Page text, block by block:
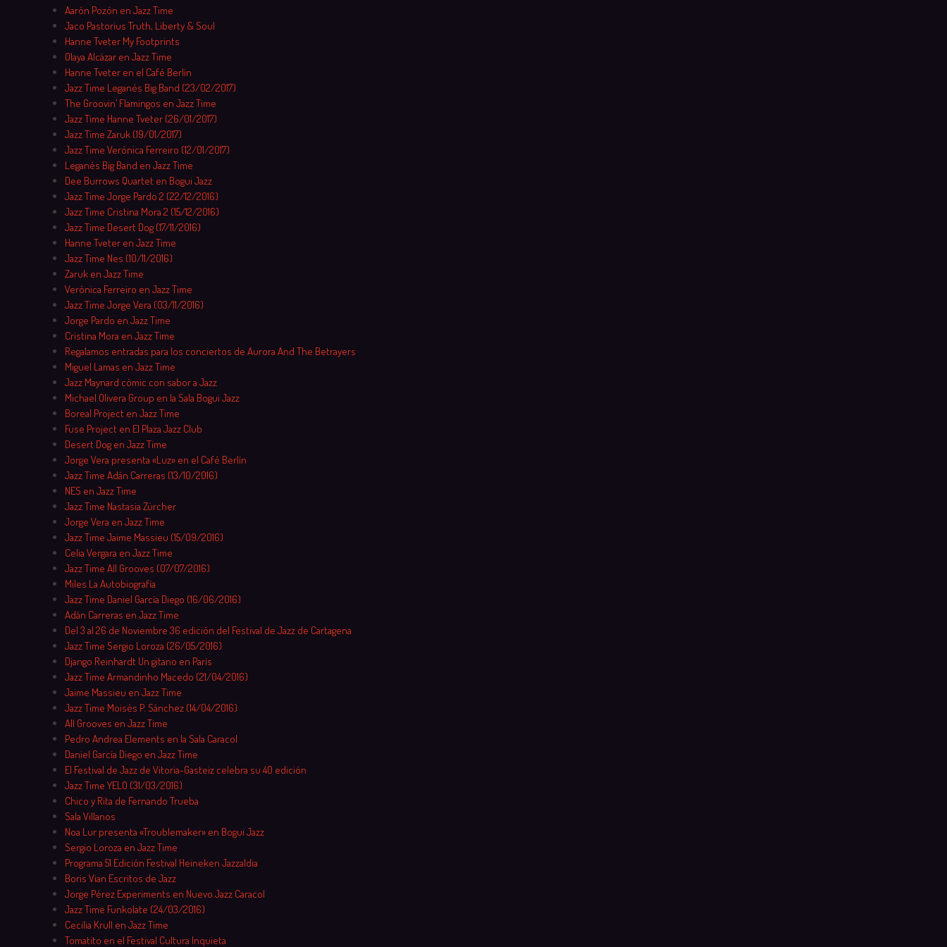
Aarón Pozón en Jazz Time
Jaco Pastorius Truth, Liberty & Soul
Hanne Tveter My Footprints
Olaya Alcázar en Jazz Time
Hanne Tveter en el Café Berlín
Jazz Time Leganés Big Band (23/02/2017)
The Groovin’ Flamingos en Jazz Time
Jazz Time Hanne Tveter (26/01/2017)
Jazz Time Zaruk (19/01/2017)
Jazz Time Verónica Ferreiro (12/01/2017)
Leganés Big Band en Jazz Time
Dee Burrows Quartet en Bogui Jazz
Jazz Time Jorge Pardo 2 (22/12/2016)
Jazz Time Cristina Mora 2 (15/12/2016)
Jazz Time Desert Dog (17/11/2016)
Hanne Tveter en Jazz Time
Jazz Time Nes (10/11/2016)
Zaruk en Jazz Time
Verónica Ferreiro en Jazz Time
Jazz Time Jorge Vera (03/11/2016)
Jorge Pardo en Jazz Time
Cristina Mora en Jazz Time
Regalamos entradas para los conciertos de Aurora And The Betrayers
Miguel Lamas en Jazz Time
Jazz Maynard cómic con sabor a Jazz
Michael Olivera Group en la Sala Bogui Jazz
Boreal Project en Jazz Time
Fuse Project en El Plaza Jazz Club
Desert Dog en Jazz Time
Jorge Vera presenta «Luz» en el Café Berlín
Jazz Time Adán Carreras (13/10/2016)
NES en Jazz Time
Jazz Time Nastasia Zürcher
Jorge Vera en Jazz Time
Jazz Time Jaime Massieu (15/09/2016)
Celia Vergara en Jazz Time
Jazz Time All Grooves (07/07/2016)
Miles La Autobiografía
Jazz Time Daniel García Diego (16/06/2016)
Adán Carreras en Jazz Time
Del 3 al 26 de Noviembre 36 edición del Festival de Jazz de Cartagena
Jazz Time Sergio Loroza (26/05/2016)
Django Reinhardt Un gitano en París
Jazz Time Armandinho Macedo (21/04/2016)
Jaime Massieu en Jazz Time
Jazz Time Moisés P. Sánchez (14/04/2016)
All Grooves en Jazz Time
Pedro Andrea Elements en la Sala Caracol
Daniel García Diego en Jazz Time
El Festival de Jazz de Vitoria-Gasteiz celebra su 40 edición
Jazz Time YELO (31/03/2016)
Chico y Rita de Fernando Trueba
Sala Villanos
Noa Lur presenta «Troublemaker» en Bogui Jazz
Sergio Loroza en Jazz Time
Programa 51 Edición Festival Heineken Jazzaldia
Boris Vian Escritos de Jazz
Jorge Pérez Experiments en Nuevo Jazz Caracol
Jazz Time Funkolate (24/03/2016)
Cecilia Krull en Jazz Time
Tomatito en el Festival Cultura Inquieta